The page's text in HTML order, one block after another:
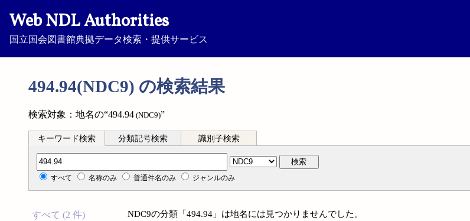
Web NDL Authorities
国立国会図書館典拠データ検索・提供サービス
494.94(NDC9) の検索結果
検索対象：地名の“494.94 (NDC9)”
キーワード検索 分類記号検索 識別子検索
分類記号検索 検索
すべて 名称のみ 普通件名のみ ジャンルのみ
すべて (2 件)
NDC9の分類「494.94」は地名には見つかりませんでした。